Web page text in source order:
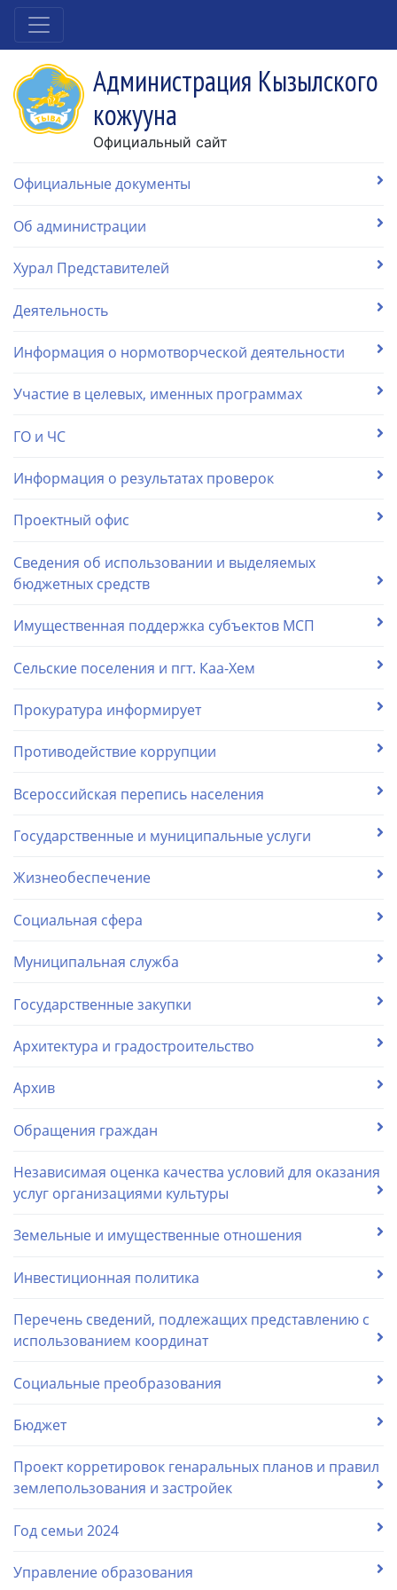
Администрация Кызылского
кожууна
Официальный сайт
Официальные документы
Об администрации
Хурал Представителей
Деятельность
Информация о нормотворческой деятельности
Участие в целевых, именных программах
ГО и ЧС
Информация о результатах проверок
Проектный офис
Сведения об использовании и выделяемых
бюджетных средств
Имущественная поддержка субъектов МСП
Сельские поселения и пгт. Каа-Хем
Прокуратура информирует
Противодействие коррупции
Всероссийская перепись населения
Государственные и муниципальные услуги
Жизнеобеспечение
Социальная сфера
Муниципальная служба
Государственные закупки
Архитектура и градостроительство
Архив
Обращения граждан
Независимая оценка качества условий для оказания
услуг организациями культуры
Земельные и имущественные отношения
Инвестиционная политика
Перечень сведений, подлежащих представлению с
использованием координат
Социальные преобразования
Бюджет
Проект корретировок генаральных планов и правил
землепользования и застройек
Год семьи 2024
Управление образования